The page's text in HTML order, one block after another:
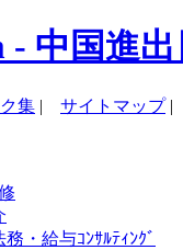
- 中国進
集 | サイトマップ|
務・給与ｺﾝｻﾙﾃｨﾝｸﾞ